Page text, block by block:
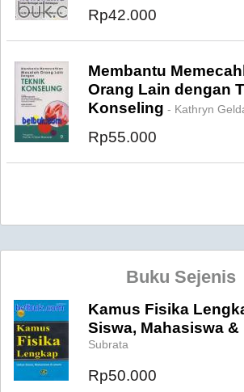
Rp42.000
Membantu
Orang Lain dengan
Konseling - Kathryn
Rp55.000
Buku Sejenis
Kamus Fisika
Siswa, Mahasiswa &
Subrata
Rp50.000